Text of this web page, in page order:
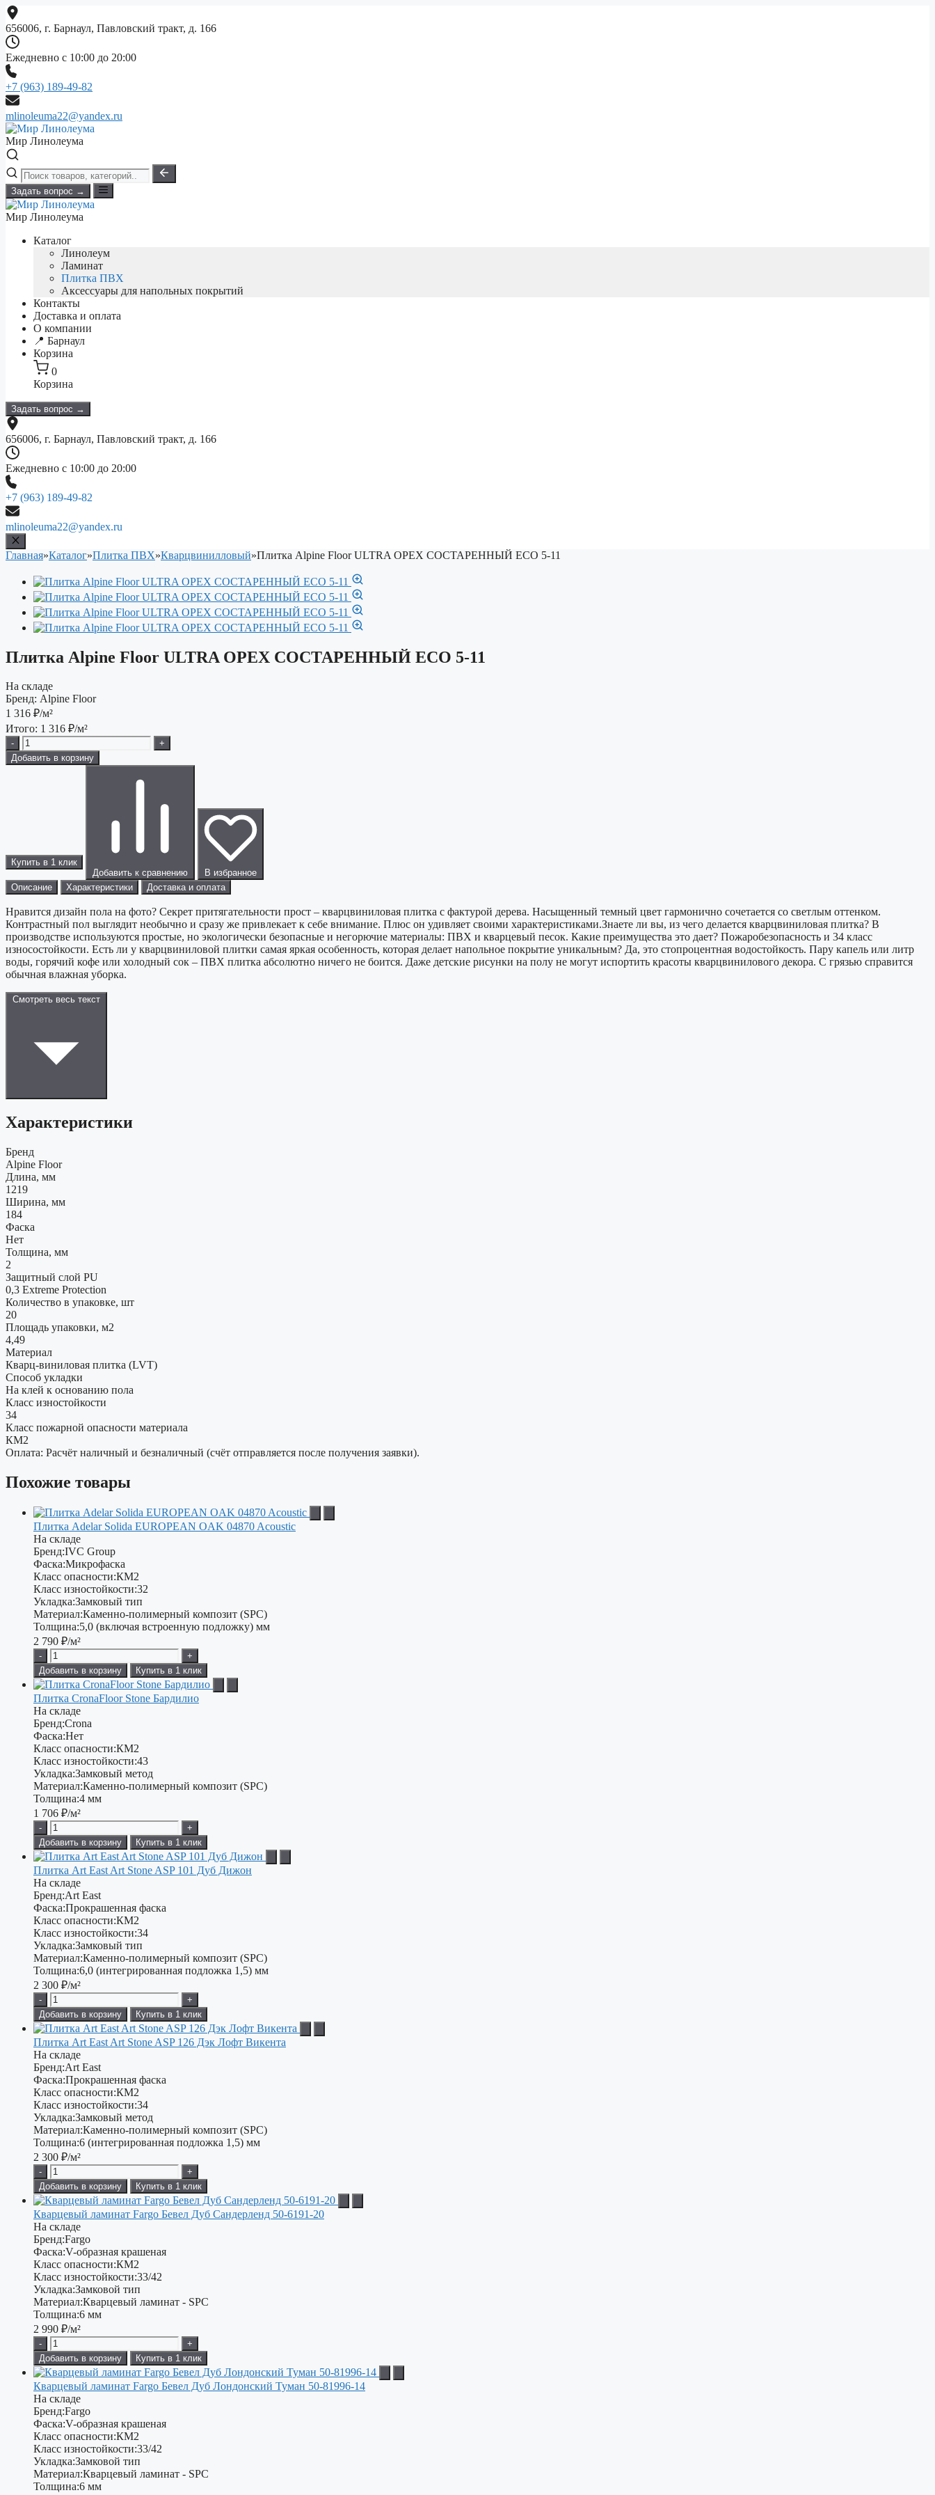
Перейти
к
содержимому
656006, г. Барнаул, Павловский тракт, д. 166
Ежедневно с 10:00 до 20:00
+7 (963) 189-49-82
mlinoleuma22@yandex.ru
Мир Линолеума
Задать вопрос →
Мир Линолеума
Каталог
Линолеум
Ламинат
Плитка ПВХ
Аксессуары для напольных покрытий
Контакты
Доставка и оплата
О компании
📍 Барнаул
Корзина
0
Корзина
Задать вопрос →
656006, г. Барнаул, Павловский тракт, д. 166
Ежедневно с 10:00 до 20:00
+7 (963) 189-49-82
mlinoleuma22@yandex.ru
Главная»Каталог»Плитка ПВХ»Кварцвинилловый»Плитка Alpine Floor ULTRA ОРЕХ СОСТАРЕННЫЙ ECO 5-11
Плитка Alpine Floor ULTRA ОРЕХ СОСТАРЕННЫЙ ECO 5-11
На складе
Бренд: Alpine Floor
1 316 ₽/м²
Итого: 1 316 ₽/м²
-
+
Добавить в корзину
Купить в 1 клик
Добавить к сравнению
В избранное
Описание
Характеристики Доставка и оплата
Нравится дизайн пола на фото? Секрет притягательности прост – кварцвиниловая плитка с фактурой дерева. Насыщенный темный цвет гармонично сочетается со светлым оттенком.
Контрастный пол выглядит необычно и сразу же привлекает к себе внимание. Плюс он удивляет своими характеристиками.Знаете ли вы, из чего делается кварцвиниловая плитка? В
производстве используются простые, но экологически безопасные и негорючие материалы: ПВХ и кварцевый песок. Какие преимущества это дает? Пожаробезопасность и 34 класс
износостойкости. Есть ли у кварцвиниловой плитки самая яркая особенность, которая делает напольное покрытие уникальным? Да, это стопроцентная водостойкость. Пару капель или литр
воды, горячий кофе или холодный сок – ПВХ плитка абсолютно ничего не боится. Даже детские рисунки на полу не могут испортить красоты кварцвинилового декора. С грязью справится
обычная влажная уборка.
Смотреть весь текст
Характеристики
Бренд
Alpine Floor
Длина, мм
1219
Ширина, мм
184
Фаска
Нет
Толщина, мм
2
Защитный слой PU
0,3 Extreme Protection
Количество в упаковке, шт
20
Площадь упаковки, м2
4,49
Материал
Кварц-виниловая плитка (LVT)
Способ укладки
На клей к основанию пола
Класс изностойкости
34
Класс пожарной опасности материала
КМ2
Оплата: Расчёт наличный и безналичный (счёт отправляется после получения заявки).
Похожие товары
Плитка Adelar Solida EUROPEAN OAK 04870 Acoustic
На складе
Бренд:IVC Group
Фаска:Микрофаска
Класс опасности:КМ2
Класс изностойкости:32
Укладка:Замковый тип
Материал:Каменно-полимерный композит (SPC)
Толщина:5,0 (включая встроенную подложку) мм
2 790 ₽/м²
-
+
Добавить в корзину
Купить в 1 клик
Плитка CronaFloor Stone Бардилио
На складе
Бренд:Crona
Фаска:Нет
Класс опасности:КМ2
Класс изностойкости:43
Укладка:Замковый метод
Материал:Каменно-полимерный композит (SPC)
Толщина:4 мм
1 706 ₽/м²
-
+
Добавить в корзину
Купить в 1 клик
Плитка Art East Art Stone ASP 101 Дуб Дижон
На складе
Бренд:Art East
Фаска:Прокрашенная фаска
Класс опасности:КМ2
Класс изностойкости:34
Укладка:Замковый тип
Материал:Каменно-полимерный композит (SPC)
Толщина:6,0 (интегрированная подложка 1,5) мм
2 300 ₽/м²
-
+
Добавить в корзину
Купить в 1 клик
Плитка Art East Art Stone ASP 126 Дэк Лофт Викента
На складе
Бренд:Art East
Фаска:Прокрашенная фаска
Класс опасности:КМ2
Класс изностойкости:34
Укладка:Замковый метод
Материал:Каменно-полимерный композит (SPC)
Толщина:6 (интегрированная подложка 1,5) мм
2 300 ₽/м²
-
+
Добавить в корзину
Купить в 1 клик
Кварцевый ламинат Fargo Бевел Дуб Сандерленд 50-6191-20
На складе
Бренд:Fargo
Фаска:V-образная крашеная
Класс опасности:КМ2
Класс изностойкости:33/42
Укладка:Замковой тип
Материал:Кварцевый ламинат - SPC
Толщина:6 мм
2 990 ₽/м²
-
+
Добавить в корзину
Купить в 1 клик
Кварцевый ламинат Fargo Бевел Дуб Лондонский Туман 50-81996-14
На складе
Бренд:Fargo
Фаска:V-образная крашеная
Класс опасности:КМ2
Класс изностойкости:33/42
Укладка:Замковой тип
Материал:Кварцевый ламинат - SPC
Толщина:6 мм